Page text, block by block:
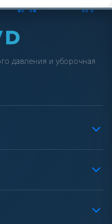
давления и уборочная